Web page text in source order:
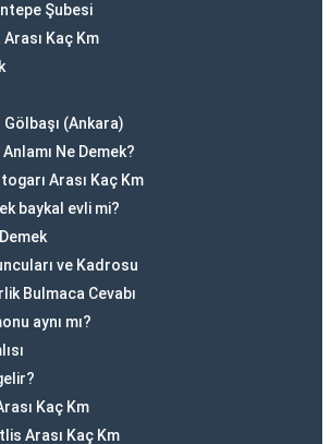
Şubesi
Kaç Km
(Ankara)
Ne Demek?
Arası Kaç Km
baykal evli mi?
ve Kadrosu
Bulmaca Cevabı
aynı mı?
Kaç Km
Arası Kaç Km